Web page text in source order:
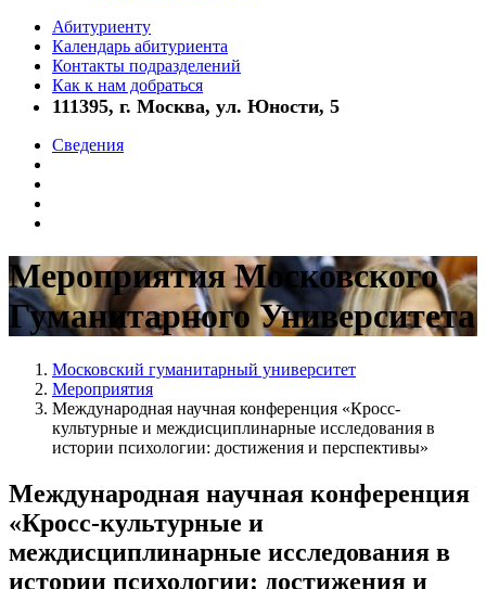
Абитуриенту
Календарь абитуриента
Контакты подразделений
Как к нам добраться
111395, г. Москва, ул. Юности, 5
Сведения
Мероприятия Московского
Гуманитарного Университета
Московский гуманитарный университет
Мероприятия
Международная научная конференция «Кросс-
культурные и междисциплинарные исследования в
истории психологии: достижения и перспективы»
Международная научная конференция
«Кросс-культурные и
междисциплинарные исследования в
истории психологии: достижения и